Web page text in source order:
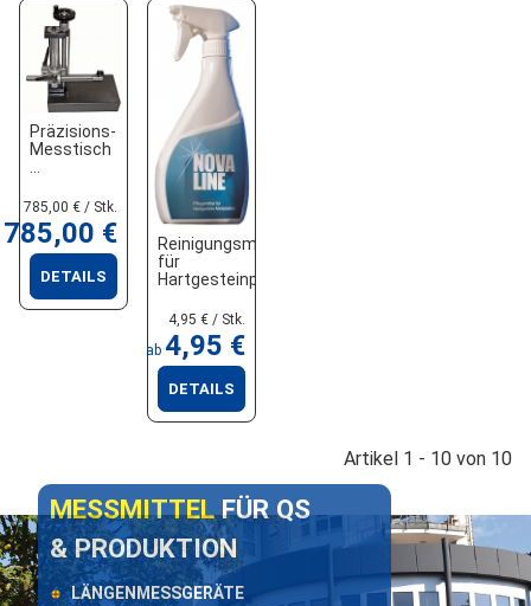
Präzisions-
Messtisch
785,00 € / Stk.
785,00 €
DETAILS
Reinigungsmittel
für
Hartgesteinprodukte
4,95 € / Stk.
ab 4,95 €
DETAILS
Artikel 1 - 10 von 10
MESSMITTELFÜR QS
& PRODUKTION
LÄNGENMESSGERÄTE